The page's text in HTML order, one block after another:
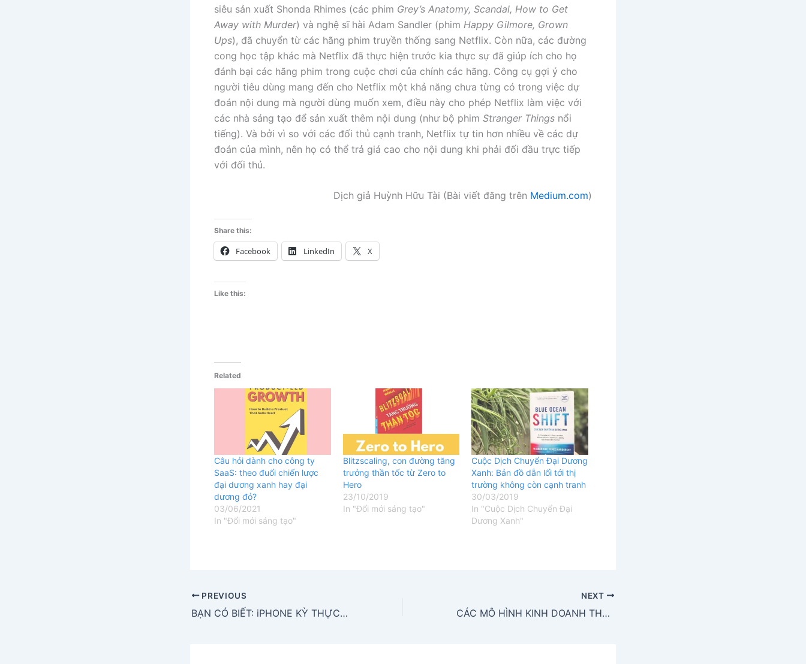
siêu sản xuất Shonda Rhimes (các phim Grey’s Anatomy, Scandal, How to Get
Away with Murder) và nghệ sĩ hài Adam Sandler (phim Happy Gilmore, Grown
Ups), đã chuyển từ các hãng phim truyền thống sang Netflix. Còn nữa, các đường
cong học tập khác mà Netflix đã thực hiện trước kia thực sự đã giúp ích cho họ
đánh bại các hãng phim trong cuộc chơi của chính các hãng. Công cụ gợi ý cho
người tiêu dùng mang đến cho Netflix một khả năng chưa từng có trong việc dự
đoán nội dung mà người dùng muốn xem, điều này cho phép Netflix làm việc với
các nhà sáng tạo để sản xuất thêm nội dung (như bộ phim Stranger Things nổi
tiếng). Và bởi vì so với các đối thủ cạnh tranh, Netflix tự tin hơn nhiều về các dự
đoán của mình, nên họ có thể trả giá cao cho nội dung khi phải đối đầu trực tiếp
với đối thủ.
Dịch giả Huỳnh Hữu Tài (Bài viết đăng trên Medium.com)
Share this:
Facebook LinkedIn X
Like this:
Related
Câu hỏi dành cho công ty
SaaS: theo đuổi chiến lược
đại dương xanh hay đại
dương đỏ?
03/06/2021
In "Đổi mới sáng tạo"
Blitzscaling, con đường tăng
trưởng thần tốc từ Zero to
Hero
23/10/2019
In "Đổi mới sáng tạo"
Cuộc Dịch Chuyển Đại Dương
Xanh: Bản đồ dẫn lối tới thị
trường không còn cạnh tranh
30/03/2019
In "Cuộc Dịch Chuyển Đại
Dương Xanh"
PREVIOUS
BẠN CÓ BIẾT: iPHONE KỲ THỰC KHÔNG PHẢI LÀ MỘT PHÁT MINH?
NEXT
CÁC MÔ HÌNH KINH DOANH THÀNH CÔNG ĐÃ ĐƯỢC CHỨNG MINH TRONG THỰC TẾ